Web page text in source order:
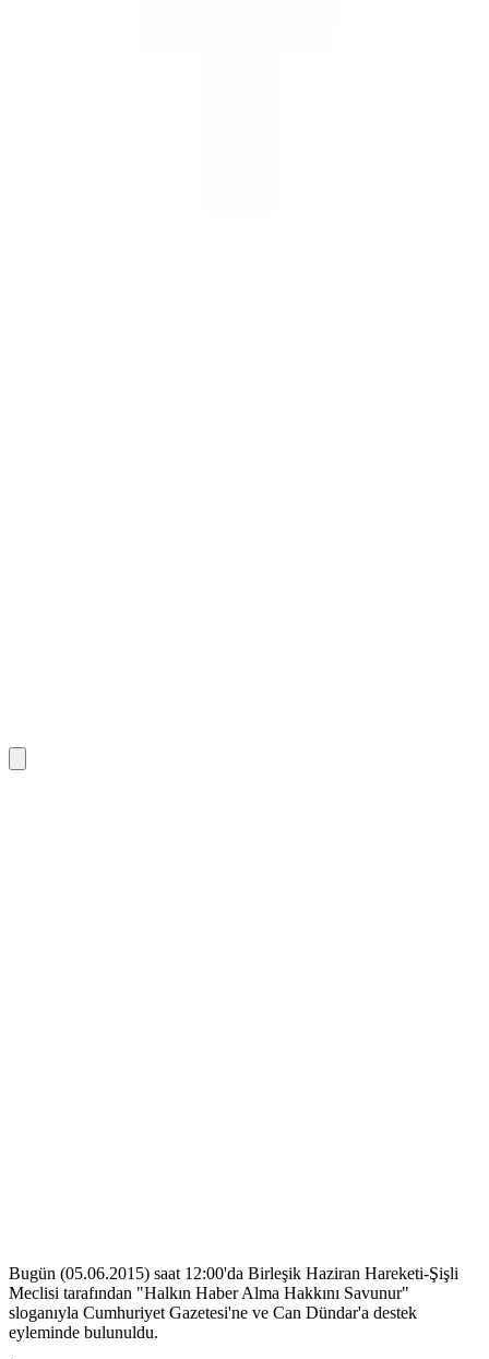
Bugün (05.06.2015) saat 12:00'da Birleşik Haziran Hareketi-Şişli
Meclisi tarafından "Halkın Haber Alma Hakkını Savunur"
sloganıyla Cumhuriyet Gazetesi'ne ve Can Dündar'a destek
eyleminde bulunuldu.